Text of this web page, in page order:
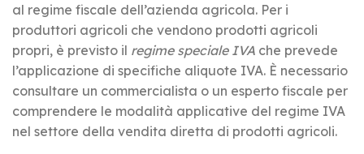
al regime fiscale dell’azienda agricola. Per i
produttori agricoli che vendono prodotti agricoli
propri, è previsto il regime speciale IVA che prevede
l’applicazione di specifiche aliquote IVA. È necessario
consultare un commercialista o un esperto fiscale per
comprendere le modalità applicative del regime IVA
nel settore della vendita diretta di prodotti agricoli.